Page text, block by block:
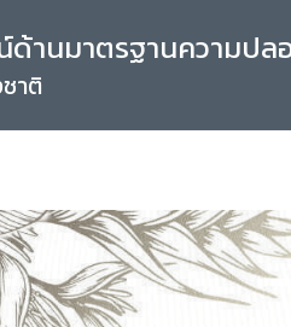
ด้านมาตรฐานความป
าติ